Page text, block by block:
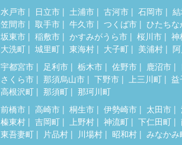
水戸市 日立市 土浦市 古河市 石岡市
笠間市
取手市 牛久市 つくば市 ひたちな
坂東市
稲敷市 かすみがうら市 桜川市 神
大洗町
城里町 東海村 大子町 美浦村
宇都宮市 足利市 栃木市 佐野市 鹿沼市
さくら市
那須烏山市 下野市 上三川町 益
高根沢町
那須町 那珂川町
前橋市 高崎市 桐生市 伊勢崎市 太田市
榛東村
吉岡町 上野村 神流町 下仁田町
東吾妻町
片品村 川場村 昭和村 みなかみ